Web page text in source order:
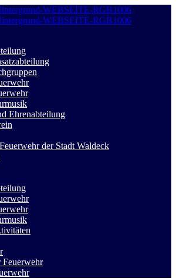
Ehrenabteilung
der Stadt Waldeck
Feuerwehr